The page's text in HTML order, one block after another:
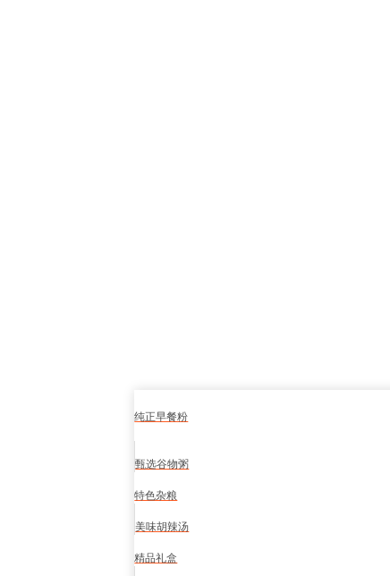
纯正早餐粉
甄选谷物粥
特色杂粮
美味胡辣汤
精品礼盒